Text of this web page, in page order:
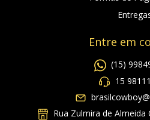
Entre em
(15)
15
Rua Zulmira de Almeida